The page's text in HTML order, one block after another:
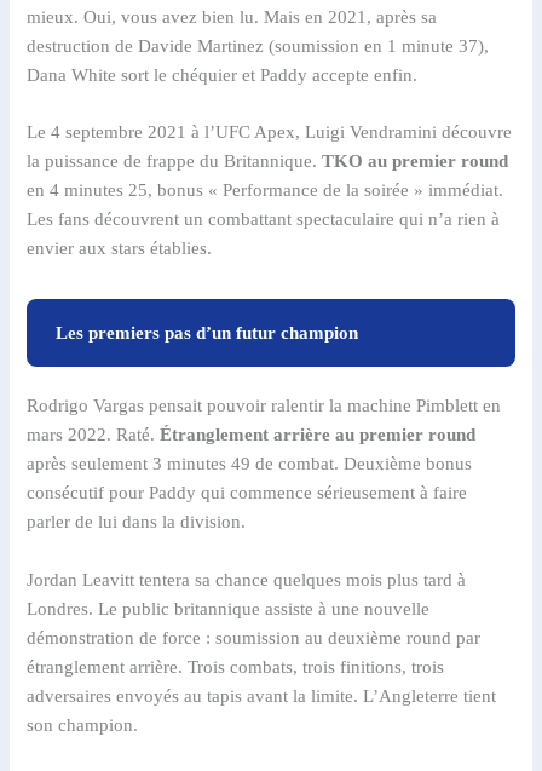
mieux. Oui, vous avez bien lu. Mais en 2021, après sa
destruction de Davide Martinez (soumission en 1 minute 37),
Dana White sort le chéquier et Paddy accepte enfin.
Le 4 septembre 2021 à l’UFC Apex, Luigi Vendramini découvre
la puissance de frappe du Britannique.TKO au premier round
en 4 minutes 25, bonus « Performance de la soirée » immédiat.
Les fans découvrent un combattant spectaculaire qui n’a rien à
envier aux stars établies.
Les premiers pas d’un futur champion
Rodrigo Vargas pensait pouvoir ralentir la machine Pimblett en
mars 2022. Raté.Étranglement arrière au premier round
après seulement 3 minutes 49 de combat. Deuxième bonus
consécutif pour Paddy qui commence sérieusement à faire
parler de lui dans la division.
Jordan Leavitt tentera sa chance quelques mois plus tard à
Londres. Le public britannique assiste à une nouvelle
démonstration de force : soumission au deuxième round par
étranglement arrière. Trois combats, trois finitions, trois
adversaires envoyés au tapis avant la limite. L’Angleterre tient
son champion.